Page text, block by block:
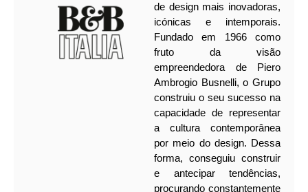
de design mais inovadoras,
icónicas e intemporais.
Fundado em 1966 como
fruto da visão
empreendedora de Piero
Ambrogio Busnelli, o Grupo
construiu o seu sucesso na
capacidade de representar
a cultura contemporânea
por meio do design. Dessa
forma, conseguiu construir
e antecipar tendências,
procurando constantemente